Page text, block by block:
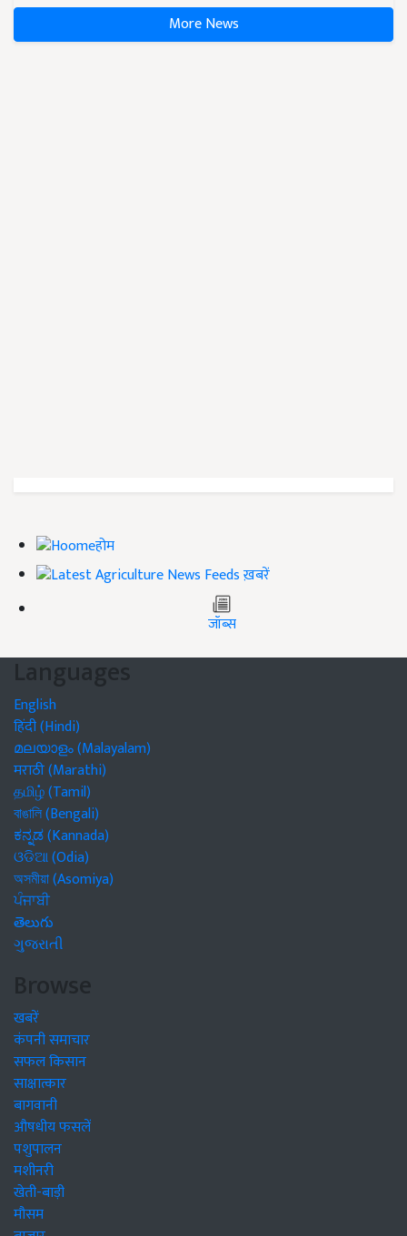
More News
होम
ख़बरें
जॉब्स
Languages
English
हिंदी (Hindi)
മലയാളം (Malayalam)
मराठी (Marathi)
தமிழ் (Tamil)
বাঙালি (Bengali)
ಕನ್ನಡ (Kannada)
ଓଡିଆ (Odia)
অসমীয়া (Asomiya)
ਪੰਜਾਬੀ
తెలుగు
ગુજરાતી
Browse
खबरें
कंपनी समाचार
सफल किसान
साक्षात्कार
बागवानी
औषधीय फसलें
पशुपालन
मशीनरी
खेती-बाड़ी
मौसम